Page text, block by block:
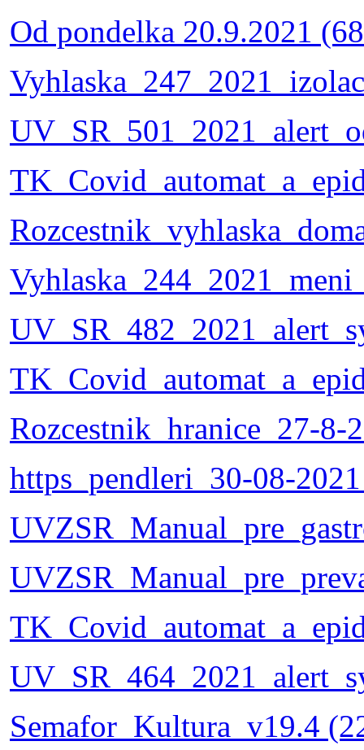
Od pondelka 20.9.2021
Rozcestnik_hranice_27-8-
https_pendleri_30-08-
Semafor_Kultura_v19.4